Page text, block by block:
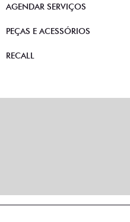
AGENDAR SERVIÇOS
PEÇAS E ACESSÓRIOS
RECALL